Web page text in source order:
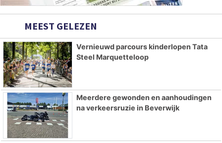
MEEST GELEZEN
Vernieuwd parcours kinderlopen Tata
Steel Marquetteloop
Meerdere gewonden en aanhoudingen
na verkeersruzie in Beverwijk